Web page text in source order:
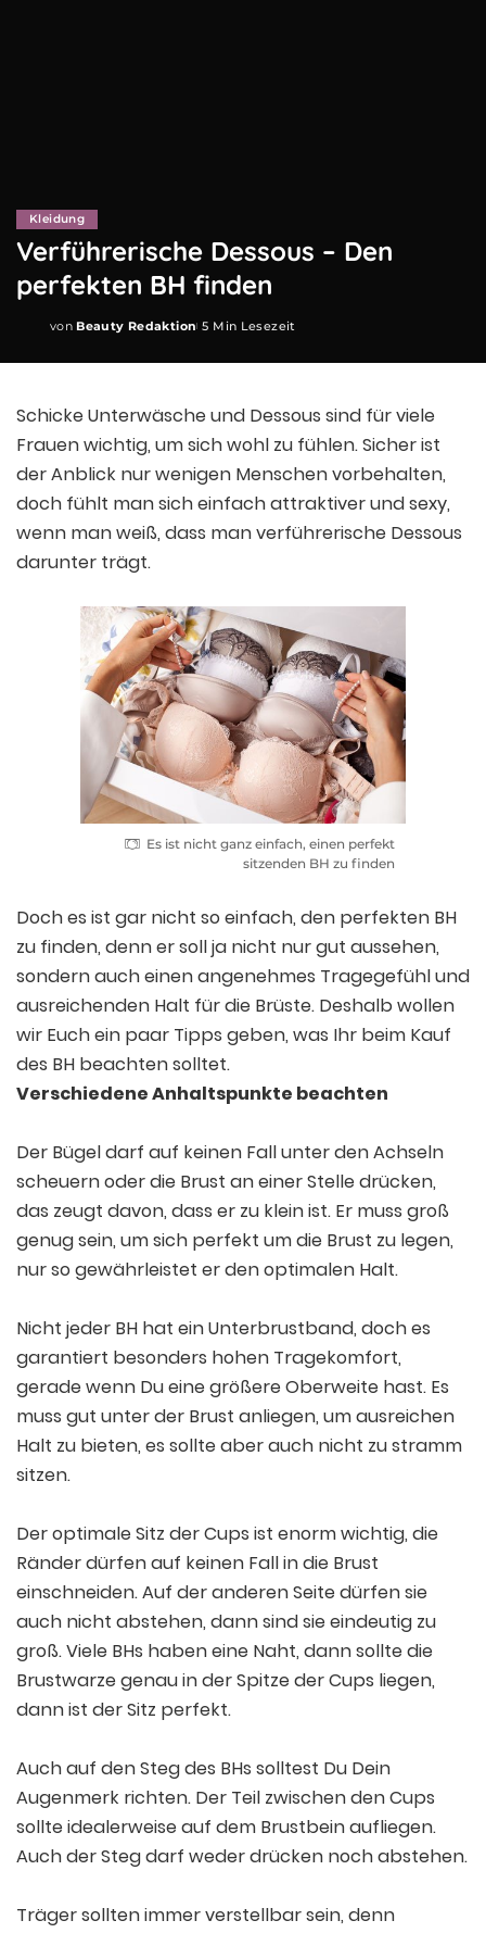
Kleidung
Verführerische Dessous – Den
perfekten BH finden
Posted
von Beauty Redaktion 5 Min Lesezeit
Schicke Unterwäsche und Dessous sind für viele
Frauen wichtig, um sich wohl zu fühlen. Sicher ist
der Anblick nur wenigen Menschen vorbehalten,
doch fühlt man sich einfach attraktiver und sexy,
wenn man weiß, dass man verführerische Dessous
darunter trägt.
Es ist nicht ganz einfach, einen perfekt
sitzenden BH zu finden
Doch es ist gar nicht so einfach, den perfekten BH
zu finden, denn er soll ja nicht nur gut aussehen,
sondern auch einen angenehmes Tragegefühl und
ausreichenden Halt für die Brüste. Deshalb wollen
wir Euch ein paar Tipps geben, was Ihr beim Kauf
des BH beachten solltet.
Verschiedene Anhaltspunkte beachten
Der Bügel darf auf keinen Fall unter den Achseln
scheuern oder die Brust an einer Stelle drücken,
das zeugt davon, dass er zu klein ist. Er muss groß
genug sein, um sich perfekt um die Brust zu legen,
nur so gewährleistet er den optimalen Halt.
Nicht jeder BH hat ein Unterbrustband, doch es
garantiert besonders hohen Tragekomfort,
gerade wenn Du eine größere Oberweite hast. Es
muss gut unter der Brust anliegen, um ausreichen
Halt zu bieten, es sollte aber auch nicht zu stramm
sitzen.
Der optimale Sitz der Cups ist enorm wichtig, die
Ränder dürfen auf keinen Fall in die Brust
einschneiden. Auf der anderen Seite dürfen sie
auch nicht abstehen, dann sind sie eindeutig zu
groß. Viele BHs haben eine Naht, dann sollte die
Brustwarze genau in der Spitze der Cups liegen,
dann ist der Sitz perfekt.
Auch auf den Steg des BHs solltest Du Dein
Augenmerk richten. Der Teil zwischen den Cups
sollte idealerweise auf dem Brustbein aufliegen.
Auch der Steg darf weder drücken noch abstehen.
Träger sollten immer verstellbar sein, denn